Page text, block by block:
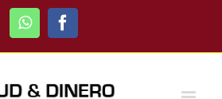
WhatsAppFacebook